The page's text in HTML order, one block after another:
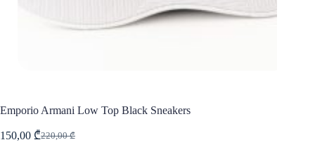
Emporio Armani Low Top Black Sneakers
220,00₾
Original
150,00 ₾Current